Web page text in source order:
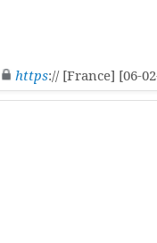
https:// [France] [06-